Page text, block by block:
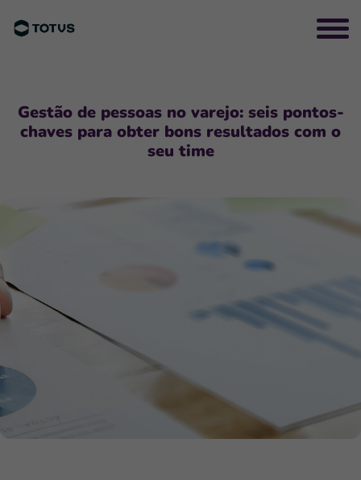
Gestão de pessoas no varejo: seis pontos-
chaves para obter bons resultados com o
seu time